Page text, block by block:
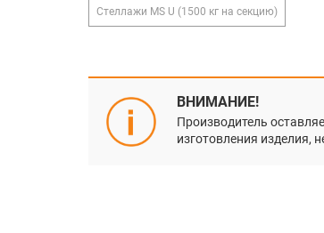
Стеллажи MS U (1500 кг на секцию)
ВНИМАНИЕ!
Производитель
изготовления изделия,